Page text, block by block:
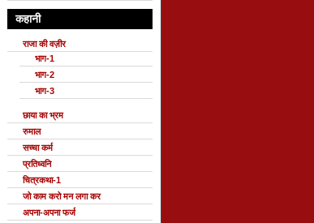
कहानी
राजा की वज़ीर
भाग-1
भाग-2
भाग-3
छाया का भ्रम
रुमाल
सच्चा कर्म
प्रतिध्वनि
चित्रकथा-1
जो काम करो मन लगा कर
अपना-अपना फर्ज